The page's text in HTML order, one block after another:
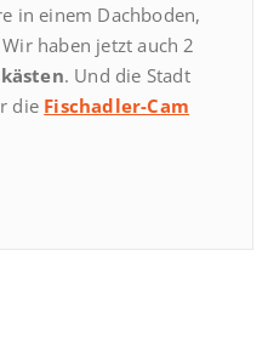
in einem Dachboden,
Wir haben jetzt auch 2
. Und die Stadt
die Fischadler-Cam